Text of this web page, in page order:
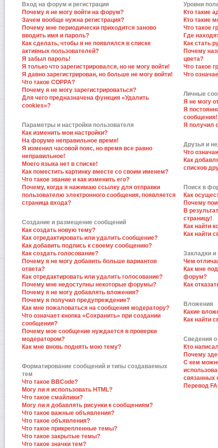
Вход на форум и регистрация
Почему я не могу войти на форум?
Зачем вообще нужна регистрация?
Почему мне периодически приходится заново
вводить имя и пароль?
Как сделать, чтобы я не появлялся в списке
активных пользователей?
Я забыл пароль!
Я только что зарегистрировался, но не могу войти!
Я давно зарегистрирован, но больше не могу войти!
Что такое COPPA?
Почему я не могу зарегистрироваться?
Для чего предназначена функция «Удалить
cookies»?
Параметры и настройки пользователя
Как изменить мои настройки?
На форуме неправильное время!
Я изменил часовой пояс, но время все равно
неправильное!
Моего языка нет в списке!
Как поместить картинку вместе со своим именем?
Что такое звание и как изменить его?
Почему, когда я нажимаю ссылку для отправки
пользователю электронного сообщения, появляется
страница входа?
Создание и размещение сообщений
Как создать новую тему?
Как отредактировать или удалить сообщение?
Как добавить подпись к своему сообщению?
Как создать голосование?
Почему я не могу добавить больше вариантов
ответа?
Как отредактировать или удалить голосование?
Почему мне недоступны некоторые форумы?
Почему я не могу добавлять вложения?
Почему я получил предупреждение?
Как мне пожаловаться на сообщения модератору?
Что означает кнопка «Сохранить» при создании
сообщения?
Почему мое сообщение нуждается в проверки
модератором?
Как мне вновь поднять мою тему?
Форматирование сообщений и типы создаваемых
тем
Что такое BBCode?
Могу ли я использовать HTML?
Что такое смайлики?
Могу ли я добавлять рисунки к сообщениям?
Что такое важные объявления?
Что такое объявления?
Что такое прикрепленные темы?
Что такое закрытые темы?
Что такое значки тем?
Уровни
Кто такие
Кто такие
Что такое
Где
Как стать
Почему
цвета?
Что такое
Что
Личные
Я не могу
Я
сообщения!
Я получил
Друзья и
Что
Как
списков
Поиск в
Как
Почему
В
страницу!
Как найти
Как найти
Закладки и
Чем
Как мне
форум?
Как
Вложения
Какие
Как найти
Сведения о
Кто
Почему
С кем
связанных
Перевод